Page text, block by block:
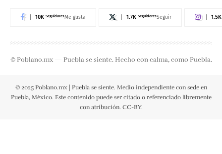
10K SeguidoresMe gusta 1.7K SeguidoresSeguir 1.5K
© Poblano.mx — Puebla se siente. Hecho con calma, como Puebla.
© 2025 Poblano.mx | Puebla se siente. Medio independiente con sede en
Puebla, México. Este contenido puede ser citado o referenciado libremente
con atribución. CC-BY.